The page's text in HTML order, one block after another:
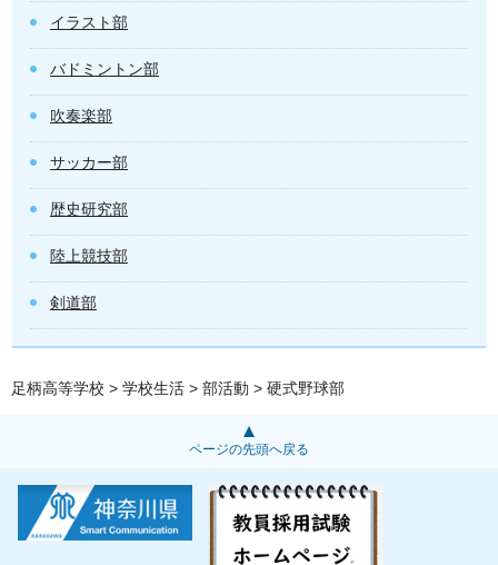
イラスト部
バドミントン部
吹奏楽部
サッカー部
歴史研究部
陸上競技部
剣道部
足柄高等学校 > 学校生活 > 部活動 > 硬式野球部
ページの先頭へ戻る